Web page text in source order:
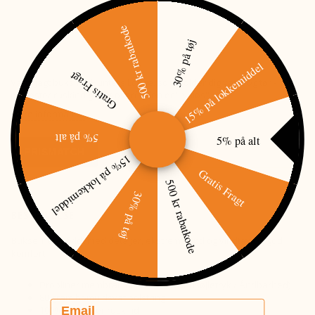
Varm jagt buks fra Hunters Lodge, som holder dig varm og tør - 100%
polyester ruskind gør at overfladen er "lydløs".
Mere information
BESKRIVELSE
Bukserne er fyldt med detaljer, ekstrem vand og vindtæt og god
Dropliner membran 8000/8000 (vandsøjletryk / Åndbarhed)
80 gram bomuldsvat polstring
100% polyester ruskind
30% på tøj
15% på lokkemiddel
5% på alt
Gratis Fragt
500 kr rabatkode
30% på tøj
15% på lokkemiddel
5% på alt
Gratis Fragt500 kr rabatkode
Email